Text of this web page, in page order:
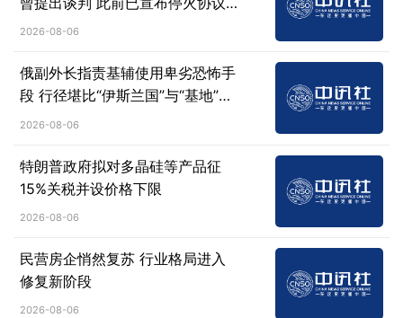
失效
2026-08-06
俄副外长指责基辅使用卑劣恐怖手
段 行径堪比“伊斯兰国”与“基地”组
织
2026-08-06
特朗普政府拟对多晶硅等产品征
15%关税并设价格下限
2026-08-06
民营房企悄然复苏 行业格局进入
修复新阶段
2026-08-06